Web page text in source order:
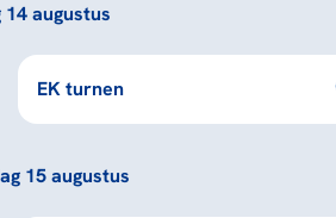
augustus
EK turnen
15 augustus